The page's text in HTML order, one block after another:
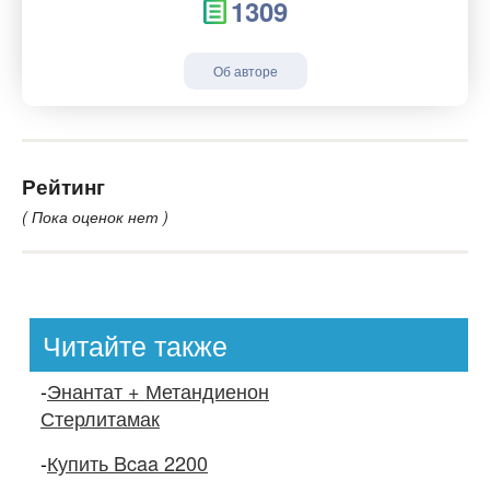
1309
Об авторе
Рейтинг
( Пока оценок нет )
Читайте также
-Энантат + Метандиенон
Стерлитамак
-Купить Bcaa 2200